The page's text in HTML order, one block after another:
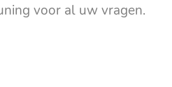
voor al uw vragen.